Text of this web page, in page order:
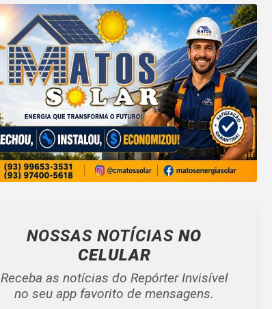
NOSSAS NOTÍCIASNO
CELULAR
Receba as notícias do Repórter Invisível
no seu app favorito de mensagens.